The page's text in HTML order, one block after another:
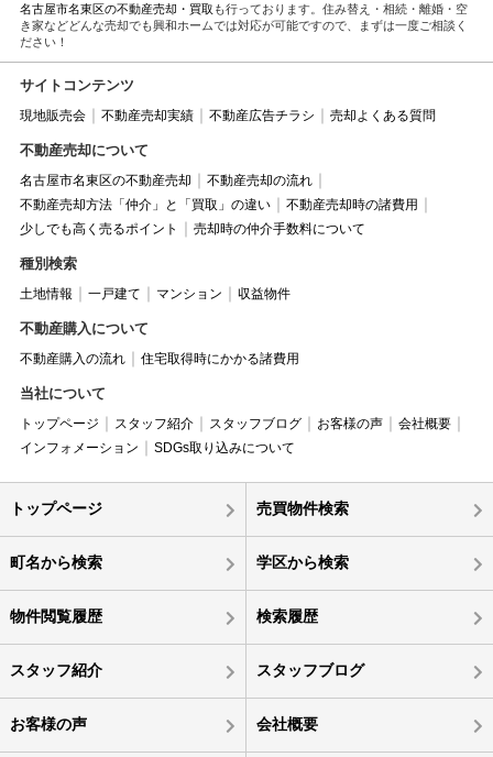
名古屋市名東区の不動産売却・買取 も行っております。住み替え・相続・離婚・空
き家などどんな売却でも興和ホームでは対応が可能ですので、まずは一度ご相談く
ださい！
サイトコンテンツ
現地販売会 不動産売却実績 不動産広告チラシ 売却よくある質問
不動産売却について
名古屋市名東区の不動産売却
不動産売却の流れ
不動産売却方法「仲介」と「買取」の違い
不動産売却時の諸費用
少しでも高く売るポイント
売却時の仲介手数料について
種別検索
土地情報 一戸建て マンション 収益物件
不動産購入について
不動産購入の流れ 住宅取得時にかかる諸費用
当社について
トップページ スタッフ紹介 スタッフブログ お客様の声
会社概要
インフォメーション
SDGs取り込みについて
トップページ 売買物件検索
町名から検索 学区から検索
物件閲覧履歴 検索履歴
スタッフ紹介 スタッフブログ
お客様の声 会社概要